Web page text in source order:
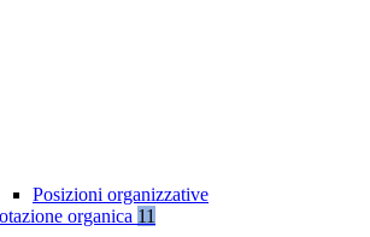
Posizioni organizzative
organica 11